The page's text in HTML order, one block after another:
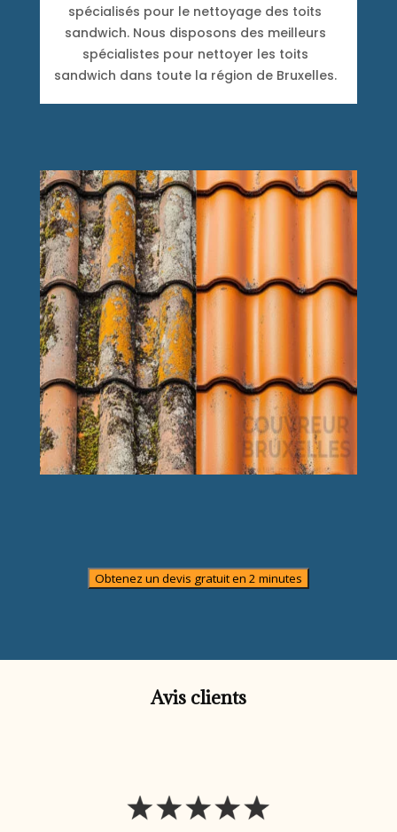
spécialisés pour le nettoyage des toits
sandwich. Nous disposons des meilleurs
spécialistes pour nettoyer les toits
sandwich dans toute la région de Bruxelles.
Obtenez un devis gratuit en 2 minutes
Avis clients